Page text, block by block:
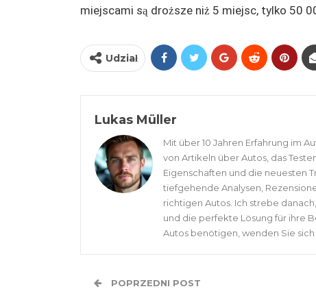
miejscami są droższe niż 5 miejsc, tylko 50
Udział
Lukas Müller
Mit über 10 Jahren Erfahrung im
von Artikeln über Autos, das
Eigenschaften und die neuesten
tiefgehende Analysen,
richtigen Autos. Ich strebe
und die perfekte Lösung für ihre
Autos benötigen, wenden Sie
POPRZEDNI POST